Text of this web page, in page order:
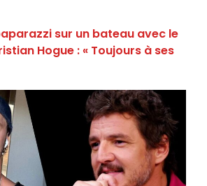
sur un bateau avec le
Hogue : « Toujours à ses